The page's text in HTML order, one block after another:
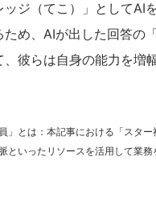
ジ（てこ）」としてAI
め、AIが出した回答の
彼らは自身の能力を増
」とは：本記事における「スタ
といったリソースを活用して業